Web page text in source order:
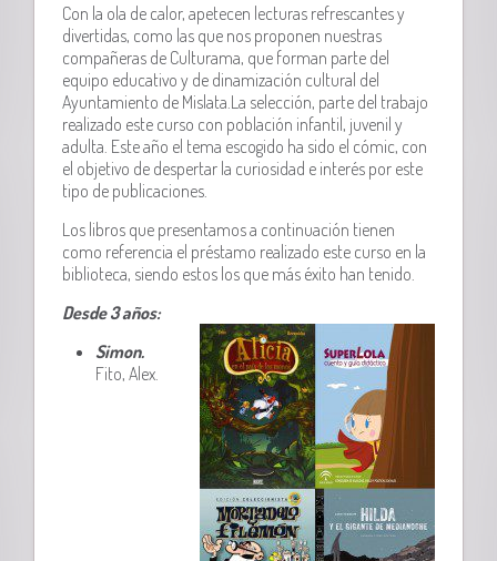
Con la ola de calor, apetecen lecturas refrescantes y
divertidas, como las que nos proponen nuestras
compañeras de Culturama, que forman parte del
equipo educativo y de dinamización cultural del
Ayuntamiento de Mislata.La selección, parte del trabajo
realizado este curso con población infantil, juvenil y
adulta. Este año el tema escogido ha sido el cómic, con
el objetivo de despertar la curiosidad e interés por este
tipo de publicaciones.
Los libros que presentamos a continuación tienen
como referencia el préstamo realizado este curso en la
biblioteca, siendo estos los que más éxito han tenido.
Desde 3 años:
Simon.
Fito, Alex.